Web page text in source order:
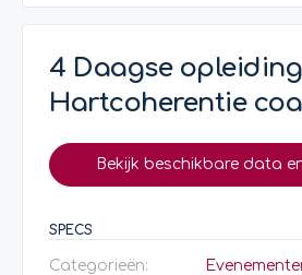
4 Daagse opleiding
Hartcoherentie
Bekijk beschikbare data
SPECS
Categorieën: